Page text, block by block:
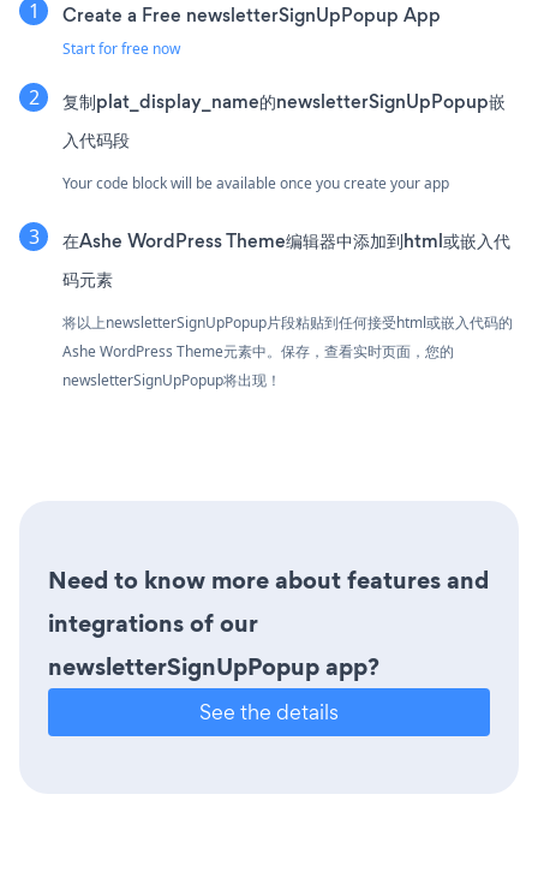
Create a Free newsletterSignUpPopup App
Start for free now
复制plat_display_name的newsletterSignUpPopup嵌
入代码段
Your code block will be available once you create your app
在Ashe WordPress Theme编辑器中添加到html或嵌入代
码元素
将以上newsletterSignUpPopup片段粘贴到任何接受html或嵌入代码的
Ashe WordPress Theme元素中。保存，查看实时页面，您的
newsletterSignUpPopup将出现！
Need to know more about features and
integrations of our
newsletterSignUpPopup app?
See the details